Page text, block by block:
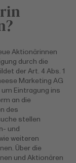
Aktionärinnen
durch die
der Art. 4 Abs. 1
Marketing AG
Eintragung ins
an die
des
stellen
und
weiteren
Über die
und Aktionären